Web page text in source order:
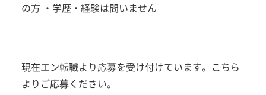
の方 ・学歴・経験は問いません
現在エン転職より応募を受け付けています。こちら
よりご応募ください。